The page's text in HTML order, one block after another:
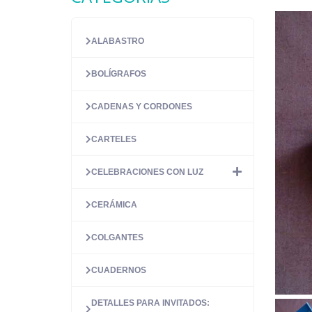
ALABASTRO
BOLÍGRAFOS
CADENAS Y CORDONES
CARTELES
CELEBRACIONES CON LUZ
CERÁMICA
COLGANTES
CUADERNOS
DETALLES PARA INVITADOS: